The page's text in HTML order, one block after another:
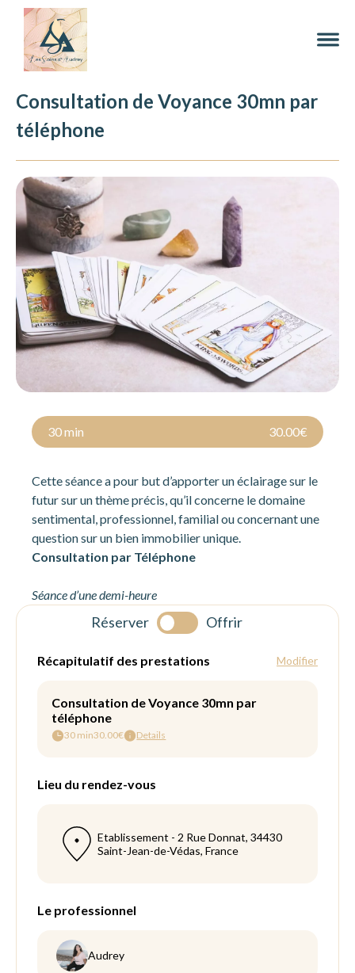
Consultation de Voyance 30mn par
téléphone
Réserver Offrir
30 min 30.00€
Cette séance a pour but d’apporter un éclairage sur le
futur sur un thème précis, qu’il concerne le domaine
sentimental, professionnel, familial ou concernant une
question sur un bien immobilier unique.
Consultation par Téléphone
Séance d’une demi-heure